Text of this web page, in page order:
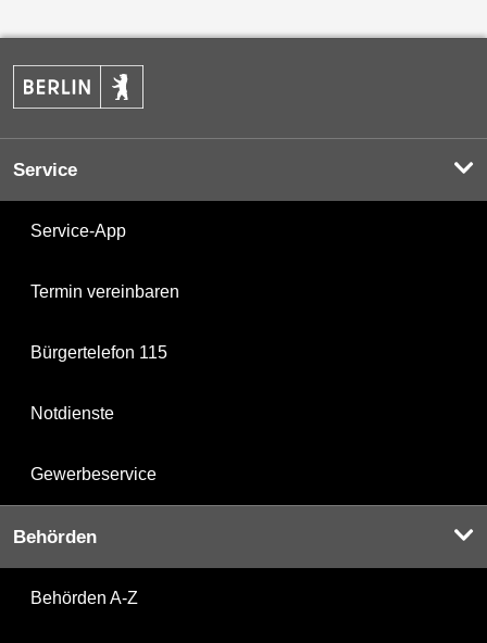
Service
Service-App
Termin vereinbaren
Bürgertelefon 115
Notdienste
Gewerbeservice
Behörden
Behörden A-Z